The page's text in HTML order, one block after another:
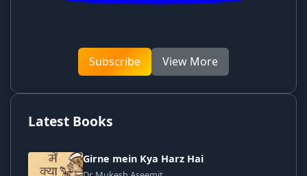
Subscribe View More
Latest Books
Girne mein Kya Harz Hai